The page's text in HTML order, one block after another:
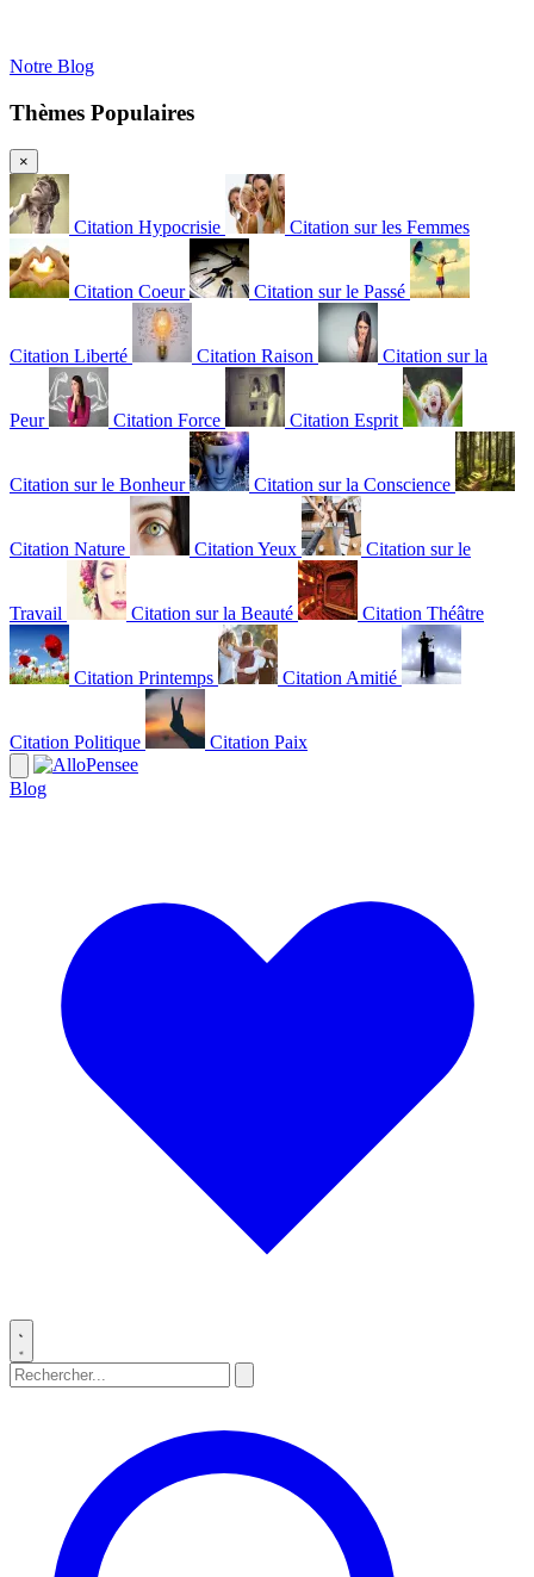
Notre Blog
Thèmes Populaires
×
Citation Hypocrisie Citation sur les Femmes
Citation Coeur Citation sur le Passé
Citation Liberté Citation Raison Citation sur la
Peur Citation Force Citation Esprit
Citation sur le Bonheur Citation sur la Conscience
Citation Nature Citation Yeux Citation sur le
Travail Citation sur la Beauté Citation Théâtre
Citation Printemps Citation Amitié
Citation Politique Citation Paix
Blog